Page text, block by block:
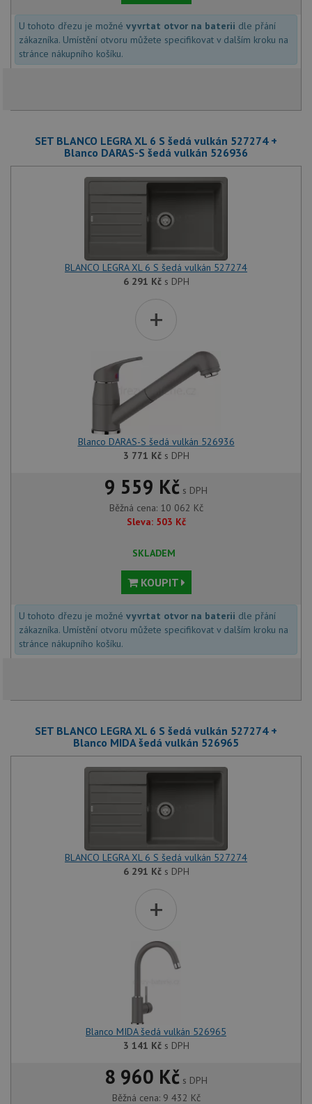
U tohoto dřezu je možné vyvrtat otvor na baterii dle přání
zákazníka. Umístění otvoru můžete specifikovat v dalším kroku na
stránce nákupního košíku.
SET BLANCO LEGRA XL 6 S šedá vulkán 527274 +
Blanco DARAS-S šedá vulkán 526936
BLANCO LEGRA XL 6 S šedá vulkán 527274
6 291 Kčs DPH
+
Blanco DARAS-S šedá vulkán 526936
3 771 Kčs DPH
9 559 Kč s DPH
Běžná cena: 10 062 Kč
Sleva: 503 Kč
SKLADEM
KOUPIT
U tohoto dřezu je možné vyvrtat otvor na baterii dle přání
zákazníka. Umístění otvoru můžete specifikovat v dalším kroku na
stránce nákupního košíku.
SET BLANCO LEGRA XL 6 S šedá vulkán 527274 +
Blanco MIDA šedá vulkán 526965
BLANCO LEGRA XL 6 S šedá vulkán 527274
6 291 Kčs DPH
+
Blanco MIDA šedá vulkán 526965
3 141 Kčs DPH
8 960 Kč s DPH
Běžná cena: 9 432 Kč